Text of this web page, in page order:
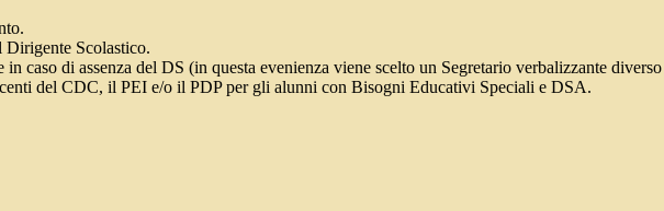
Scolastico.
caso di assenza del DS (in questa evenienza viene scelto un Segretario verbalizzante
del CDC, il PEI e/o il PDP per gli alunni con Bisogni Educativi Speciali e DSA.